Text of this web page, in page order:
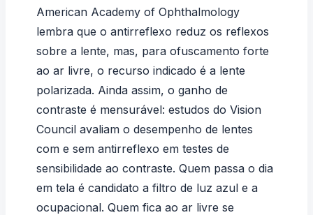
American Academy of Ophthalmology
lembra que o antirreflexo reduz os reflexos
sobre a lente, mas, para ofuscamento forte
ao ar livre, o recurso indicado é a lente
polarizada. Ainda assim, o ganho de
contraste é mensurável: estudos do Vision
Council avaliam o desempenho de lentes
com e sem antirreflexo em testes de
sensibilidade ao contraste. Quem passa o dia
em tela é candidato a filtro de luz azul e a
ocupacional. Quem fica ao ar livre se